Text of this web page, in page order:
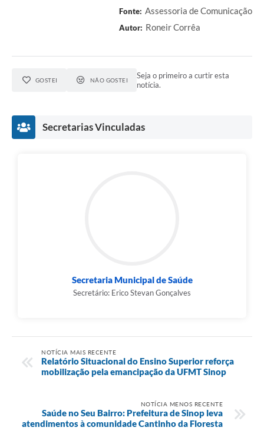
Fonte: Assessoria de Comunicação
Autor: Roneir Corrêa
GOSTEI NÃO GOSTEI
Seja o primeiro a curtir esta
notícia.
Secretarias Vinculadas
Secretaria Municipal de Saúde
Secretário: Erico Stevan Gonçalves
NOTÍCIA MAIS RECENTE
Relatório Situacional do Ensino Superior reforça
mobilização pela emancipação da UFMT Sinop
NOTÍCIA MENOS RECENTE
Saúde no Seu Bairro: Prefeitura de Sinop leva
atendimentos à comunidade Cantinho da Floresta